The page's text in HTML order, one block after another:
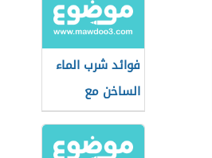
فوائد شرب الماء
الساخن مع
الليمون